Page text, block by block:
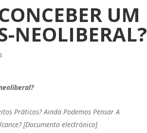
UM
NEOLIBERAL?
Práticos? Ainda Podemos Pensar A
[Documento electrónico]